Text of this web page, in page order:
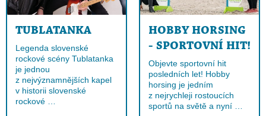
TUBLATANKA
Legenda slovenské
rockové scény Tublatanka
je jednou
z nejvýznamnějších kapel
v historii slovenské
rockové …
HOBBY HORSING
- SPORTOVNÍ HIT!
Objevte sportovní hit
posledních let! Hobby
horsing je jedním
z nejrychleji rostoucích
sportů na světě a nyní …